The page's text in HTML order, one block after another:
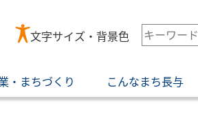
文字サイズ・背景色
検
索
ー
ワ
・まちづくり こんなまち長与